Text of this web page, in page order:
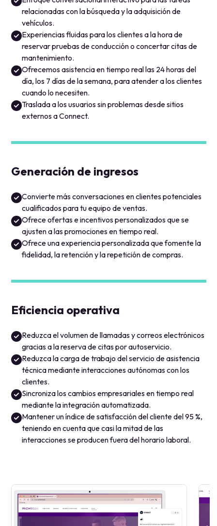
Ofrecemos asistencia en tiempo real las 24 horas del
día, los 7 días de la semana, para atender a los clientes
cuando lo necesiten.
Traslada a los usuarios sin problemas desde sitios
externos a Connect.
Generación de ingresos
cualificados para tu equipo de ventas.
ajusten a las promociones en tiempo real.
Ofrece una experiencia personalizada que fomente la
fidelidad, la retención y la repetición de compras.
Eficiencia operativa
gracias a la reserva de citas por autoservicio.
técnica mediante interacciones autónomas con los
Sincroniza los cambios empresariales en tiempo real
mediante la integración automatizada.
Mantener un índice de satisfacción del cliente del 95 %,
teniendo en cuenta que casi la mitad de las
interacciones se producen fuera del horario laboral.